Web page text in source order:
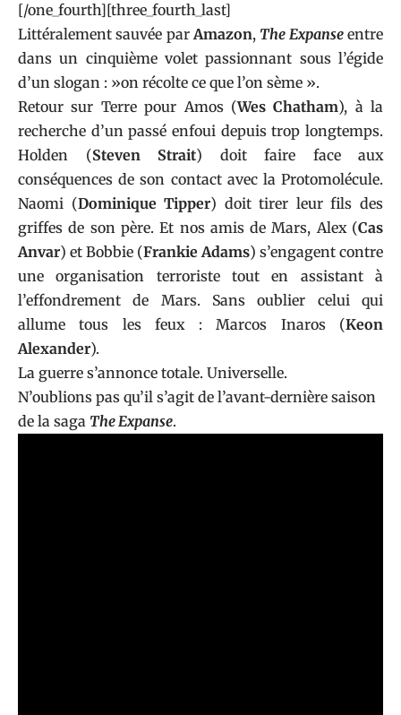
[/one_fourth][three_fourth_last]
Littéralement sauvée parAmazon, The Expanseentre
dans un cinquième volet passionnant sous l’égide
d’un slogan : »on récolte ce que l’on sème ».
Retour sur Terre pour Amos (Wes Chatham), à la
recherche d’un passé enfoui depuis trop longtemps.
Holden (Steven Strait) doit faire face aux
conséquences de son contact avec la Protomolécule.
Naomi (Dominique Tipper) doit tirer leur fils des
griffes de son père. Et nos amis de Mars, Alex (Cas
Anvar) et Bobbie (Frankie Adams) s’engagent contre
une organisation terroriste tout en assistant à
l’effondrement de Mars. Sans oublier celui qui
allume tous les feux : Marcos Inaros (Keon
Alexander).
La guerre s’annonce totale. Universelle.
N’oublions pas qu’il s’agit de l’avant-dernière saison
de la saga The Expanse.